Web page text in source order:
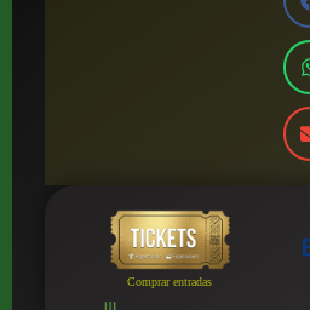
Comprar entradas